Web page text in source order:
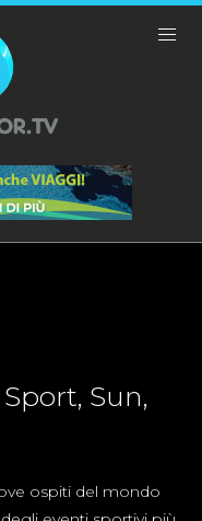
Sun,
ospiti del mondo